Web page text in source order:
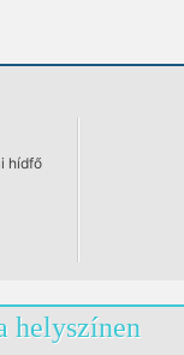
hídfő
helyszínen